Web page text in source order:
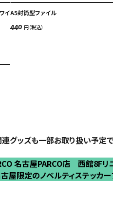
イA5封筒型ファイル
440 円（税込）
連グッズも一部お取り扱い予定で
名古屋PARCO店 西館8Fリ
屋限定のノベルティステッカ